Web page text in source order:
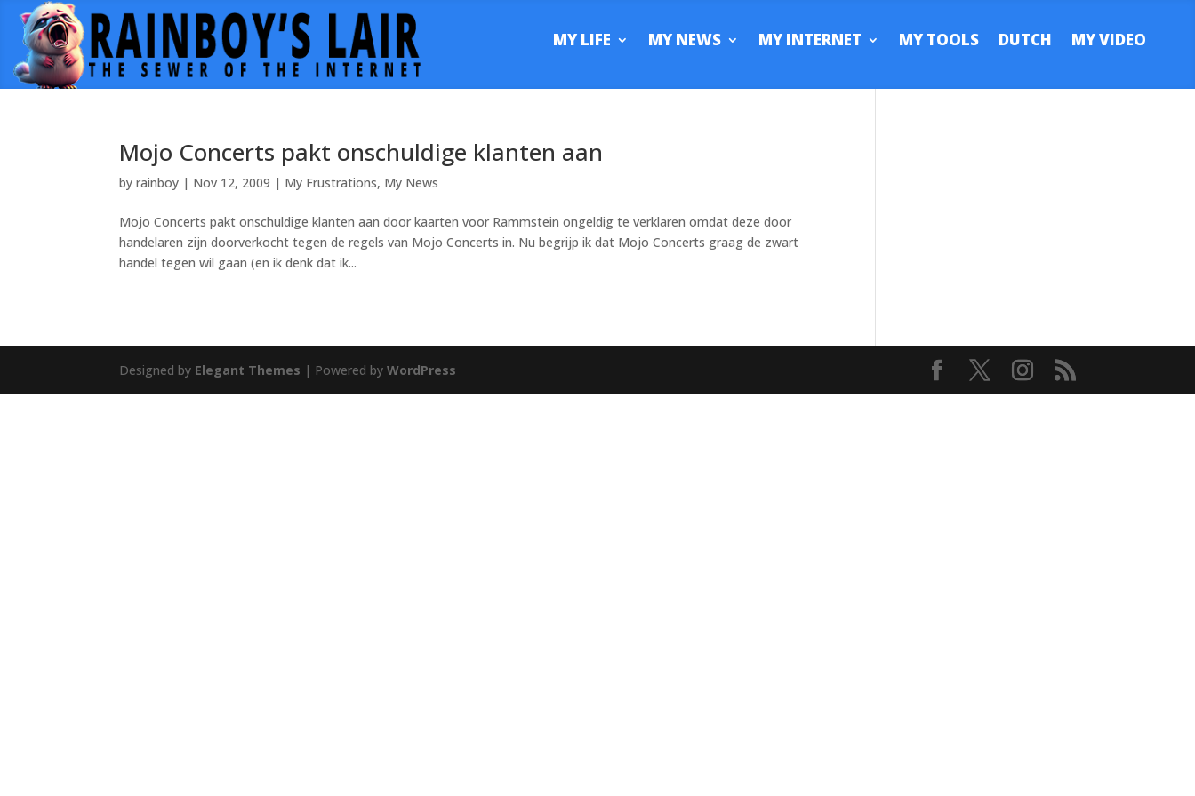
MY LIFE MY NEWS MY INTERNET MY TOOLS DUTCH MY VIDEO
Mojo Concerts pakt onschuldige klanten aan
byrainboy | Nov 12, 2009 | My Frustrations, My News
Mojo Concerts pakt onschuldige klanten aan door kaarten voor Rammstein ongeldig te verklaren omdat deze door
handelaren zijn doorverkocht tegen de regels van Mojo Concerts in. Nu begrijp ik dat Mojo Concerts graag de zwart
handel tegen wil gaan (en ik denk dat ik...
Designed by Elegant Themes | Powered byWordPress